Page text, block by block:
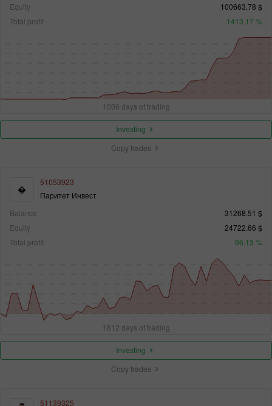
Equity
100663.78 $
Total profit
1413.17 %
1006 days of trading
Investing
Copy trades
�
51053923
Паритет Инвест
Balance
31268.51 $
Equity
24722.66 $
Total profit
66.13 %
1812 days of trading
Investing
Copy trades
51139325